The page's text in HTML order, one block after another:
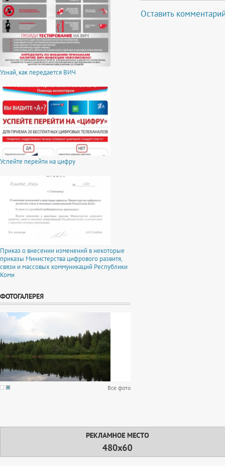
Узнай, как передается ВИЧ
Успейте перейти на цифру
Приказ о внесении изменений в некоторые
приказы Министерства цифрового развитя,
связи и массовых коммуникаций Республики
Коми
ФОТОГАЛЕРЕЯ
Все фото
Оставить